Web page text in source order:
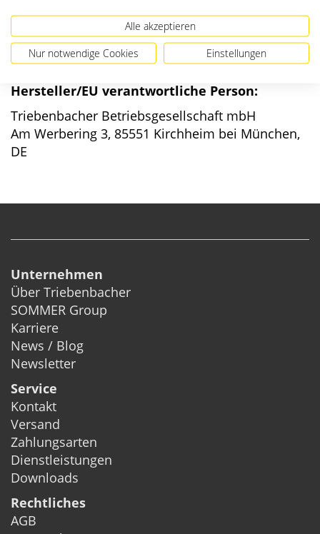
Angaben zur Produktsicherheit
Hersteller/EU verantwortliche Person:
Triebenbacher Betriebsgesellschaft mbH
Am Werbering 3, 85551 Kirchheim bei München,
DE
Unternehmen
Über Triebenbacher
SOMMER Group
Karriere
News / Blog
Newsletter
Service
Kontakt
Versand
Zahlungsarten
Dienstleistungen
Downloads
Rechtliches
AGB
Alle akzeptieren
Nur notwendige Cookies Einstellungen